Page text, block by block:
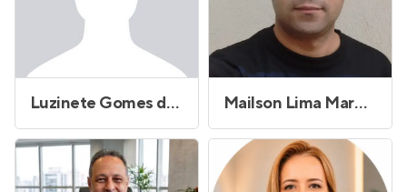
Luzinete Gomes da Silva de Souza Mailson Lima Marques